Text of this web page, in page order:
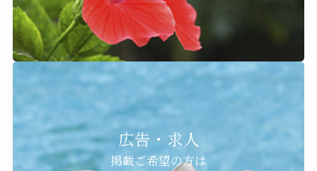
広告・求人
掲載ご希望の方は